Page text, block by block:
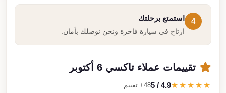
4
استمتع برحلتك
ارتاح في سيارة فاخرة ونحن نوصلك بأمان.
تقييمات عملاء تاكسي 6 أكتوبر
★★★★★
4.9 / 5 48+ تقييم